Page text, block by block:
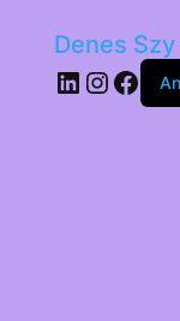
Denes
LinkedIn